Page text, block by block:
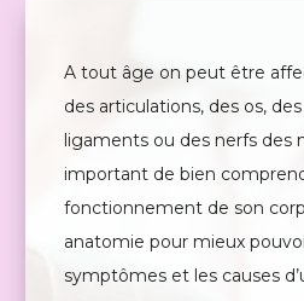
A tout âge on peut être
des articulations, des os,
ligaments ou des nerfs des
important de bien
fonctionnement de son
anatomie pour mieux
symptômes et les causes